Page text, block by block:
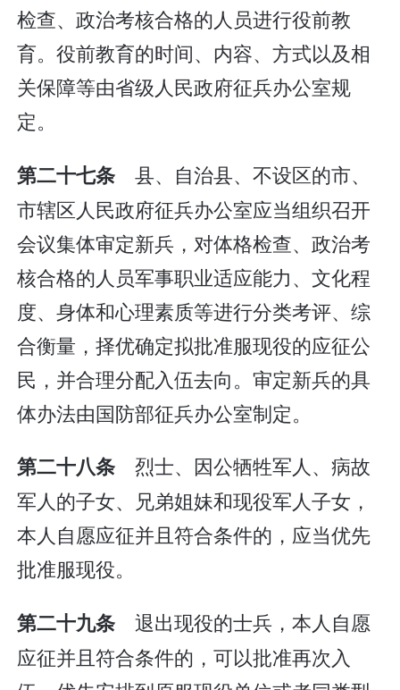
检查、政治考核合格的人员进行役前教
育。役前教育的时间、内容、方式以及相
关保障等由省级人民政府征兵办公室规
定。
第二十七条 县、自治县、不设区的市、
市辖区人民政府征兵办公室应当组织召开
会议集体审定新兵，对体格检查、政治考
核合格的人员军事职业适应能力、文化程
度、身体和心理素质等进行分类考评、综
合衡量，择优确定拟批准服现役的应征公
民，并合理分配入伍去向。审定新兵的具
体办法由国防部征兵办公室制定。
第二十八条 烈士、因公牺牲军人、病故
军人的子女、兄弟姐妹和现役军人子女，
本人自愿应征并且符合条件的，应当优先
批准服现役。
第二十九条 退出现役的士兵，本人自愿
应征并且符合条件的，可以批准再次入